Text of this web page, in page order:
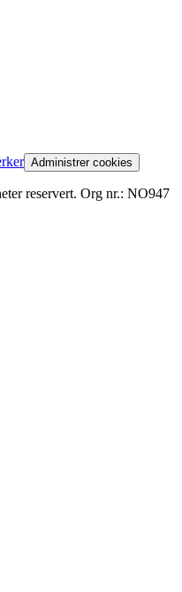
Administrer cookies
reservert. Org nr.: NO947